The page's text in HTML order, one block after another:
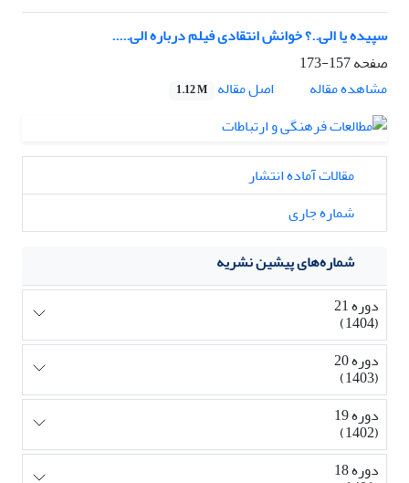
سپیده یا الی..؟ خوانش انتقادی فیلم درباره الی.....
صفحه157-173
مشاهده مقاله
اصل مقاله 1.12 M
مقالات آماده انتشار
شماره جاری
شماره‌های پیشین نشریه
دوره 21
(1404)
دوره 20
(1403)
دوره 19
(1402)
دوره 18